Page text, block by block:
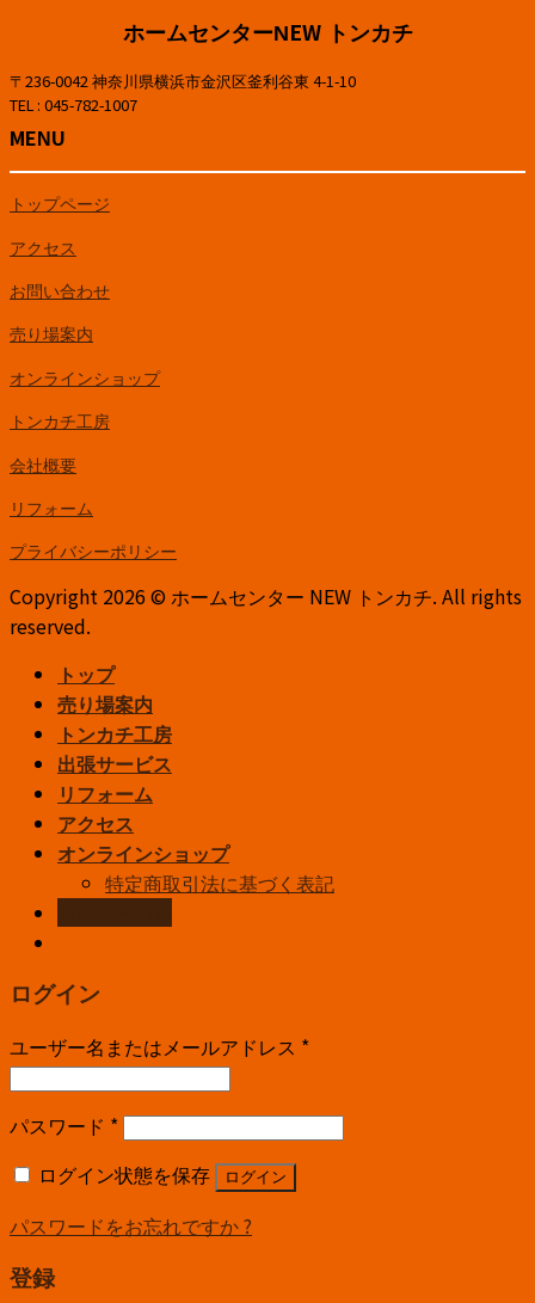
ホームセンターNEW トンカチ
〒236-0042 神奈川県横浜市金沢区釜利谷東 4-1-10
TEL : 045-782-1007
MENU
トップページ
アクセス
お問い合わせ
売り場案内
オンラインショップ
トンカチ工房
会社概要
リフォーム
プライバシーポリシー
Copyright 2026 © ホームセンター NEW トンカチ. All rights
reserved.
トップ
売り場案内
トンカチ工房
出張サービス
リフォーム
アクセス
オンラインショップ
特定商取引法に基づく表記
ログイン
ユーザー名またはメールアドレス *
パスワード *
ログイン状態を保存
ログイン
パスワードをお忘れですか ?
登録